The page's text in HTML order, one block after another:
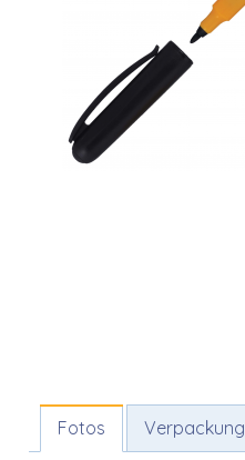
Fotos Verpackung